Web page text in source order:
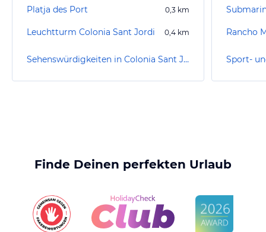
Platja des Port 0,3 km
Leuchtturm Colonia Sant Jordi 0,4 km
Sehenswürdigkeiten in Colonia Sant Jordi
Rancho
Finde Deinen perfekten Urlaub